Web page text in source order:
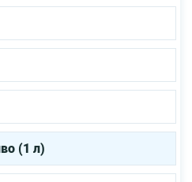
(1 л)